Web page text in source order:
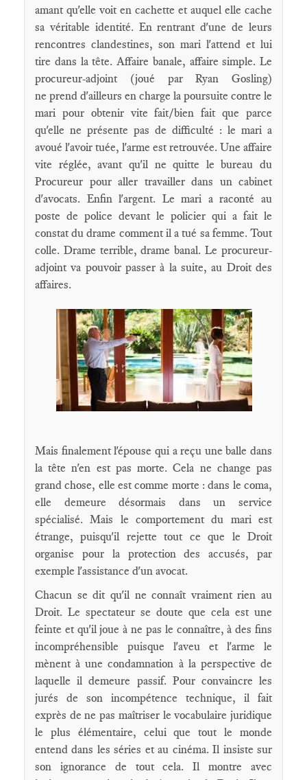
amant qu'elle voit en cachette et auquel elle cache
sa véritable identité. En rentrant d'une de leurs
rencontres clandestines, son mari l'attend et lui
tire dans la tête. Affaire banale, affaire simple. Le
procureur-adjoint (joué par Ryan Gosling)
ne prend d'ailleurs en charge la poursuite contre le
mari pour obtenir vite fait/bien fait que parce
qu'elle ne présente pas de difficulté : le mari a
avoué l'avoir tuée, l'arme est retrouvée. Une affaire
vite réglée, avant qu'il ne quitte le bureau du
Procureur pour aller travailler dans un cabinet
d'avocats. Enfin l'argent. Le mari a raconté au
poste de police devant le policier qui a fait le
constat du drame comment il a tué sa femme. Tout
colle. Drame terrible, drame banal. Le procureur-
adjoint va pouvoir passer à la suite, au Droit des
affaires.
Mais finalement l'épouse qui a reçu une balle dans
la tête n'en est pas morte. Cela ne change pas
grand chose, elle est comme morte : dans le coma,
elle demeure désormais dans un service
spécialisé. Mais le comportement du mari est
étrange, puisqu'il rejette tout ce que le Droit
organise pour la protection des accusés, par
exemple l'assistance d'un avocat.
Chacun se dit qu'il ne connaît vraiment rien au
Droit. Le spectateur se doute que cela est une
feinte et qu'il joue à ne pas le connaître, à des fins
incompréhensible puisque l'aveu et l'arme le
mènent à une condamnation à la perspective de
laquelle il demeure passif. Pour convaincre les
jurés de son incompétence technique, il fait
exprès de ne pas maîtriser le vocabulaire juridique
le plus élémentaire, celui que tout le monde
entend dans les séries et au cinéma. Il insiste sur
son ignorance de tout cela. Il montre avec